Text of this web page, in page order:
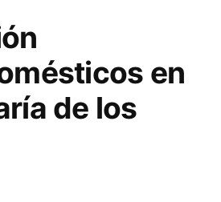
en
de los